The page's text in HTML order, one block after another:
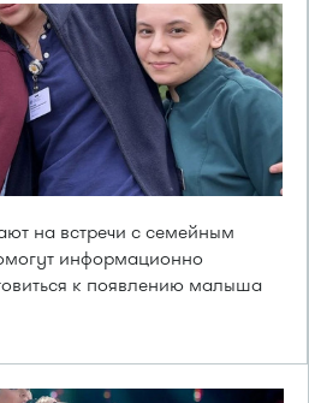
на встречи с семейным
информационно
к появлению малыша